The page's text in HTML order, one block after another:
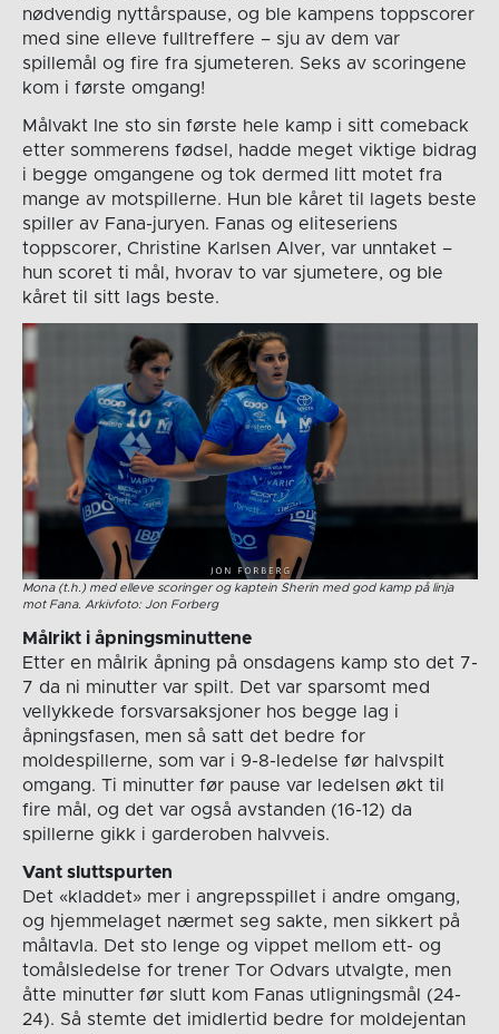
nødvendig nyttårspause, og ble kampens toppscorer
med sine elleve fulltreffere – sju av dem var
spillemål og fire fra sjumeteren. Seks av scoringene
kom i første omgang!
Målvakt Ine sto sin første hele kamp i sitt comeback
etter sommerens fødsel, hadde meget viktige bidrag
i begge omgangene og tok dermed litt motet fra
mange av motspillerne. Hun ble kåret til lagets beste
spiller av Fana-juryen. Fanas og eliteseriens
toppscorer, Christine Karlsen Alver, var unntaket –
hun scoret ti mål, hvorav to var sjumetere, og ble
kåret til sitt lags beste.
Mona (t.h.) med elleve scoringer og kaptein Sherin med god kamp på linja
mot Fana. Arkivfoto: Jon Forberg
Målrikt i åpningsminuttene
Etter en målrik åpning på onsdagens kamp sto det 7-
7 da ni minutter var spilt. Det var sparsomt med
vellykkede forsvarsaksjoner hos begge lag i
åpningsfasen, men så satt det bedre for
moldespillerne, som var i 9-8-ledelse før halvspilt
omgang. Ti minutter før pause var ledelsen økt til
fire mål, og det var også avstanden (16-12) da
spillerne gikk i garderoben halvveis.
Vant sluttspurten
Det «kladdet» mer i angrepsspillet i andre omgang,
og hjemmelaget nærmet seg sakte, men sikkert på
måltavla. Det sto lenge og vippet mellom ett- og
tomålsledelse for trener Tor Odvars utvalgte, men
åtte minutter før slutt kom Fanas utligningsmål (24-
24). Så stemte det imidlertid bedre for moldejentan